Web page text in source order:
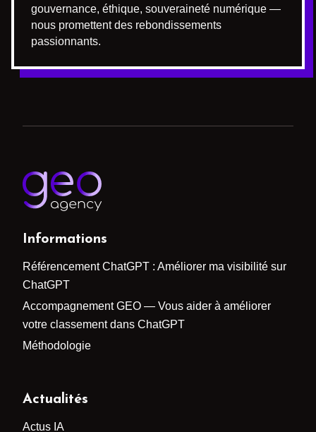
gouvernance, éthique, souveraineté numérique —
nous promettent des rebondissements
passionnants.
Informations
Référencement ChatGPT : Améliorer ma visibilité sur
ChatGPT
Accompagnement GEO — Vous aider à améliorer
votre classement dans ChatGPT
Méthodologie
Actualités
Actus IA